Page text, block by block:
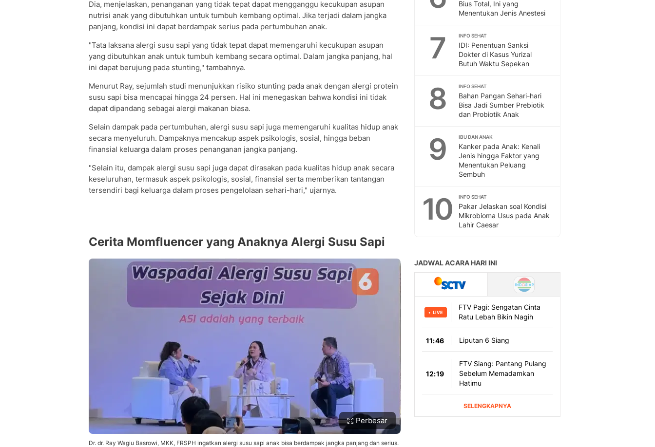
Dia, menjelaskan, penanganan yang tidak tepat dapat mengganggu kecukupan asupan
nutrisi anak yang dibutuhkan untuk tumbuh kembang optimal. Jika terjadi dalam jangka
panjang, kondisi ini dapat berdampak serius pada pertumbuhan anak.
"Tata laksana alergi susu sapi yang tidak tepat dapat memengaruhi kecukupan asupan
yang dibutuhkan anak untuk tumbuh kembang secara optimal. Dalam jangka panjang, hal
ini dapat berujung pada stunting," tambahnya.
Menurut Ray, sejumlah studi menunjukkan risiko stunting pada anak dengan alergi protein
susu sapi bisa mencapai hingga 24 persen. Hal ini menegaskan bahwa kondisi ini tidak
dapat dipandang sebagai alergi makanan biasa.
Selain dampak pada pertumbuhan, alergi susu sapi juga memengaruhi kualitas hidup anak
secara menyeluruh. Dampaknya mencakup aspek psikologis, sosial, hingga beban
finansial keluarga dalam proses penanganan jangka panjang.
"Selain itu, dampak alergi susu sapi juga dapat dirasakan pada kualitas hidup anak secara
keseluruhan, termasuk aspek psikologis, sosial, finansial serta memberikan tantangan
tersendiri bagi keluarga dalam proses pengelolaan sehari-hari," ujarnya.
Cerita Momfluencer yang Anaknya Alergi Susu Sapi
Perbesar
Dr. dr. Ray Wagiu Basrowi, MKK, FRSPH ingatkan alergi susu sapi anak bisa berdampak jangka panjang dan serius.
Bius Total, Ini yang
Menentukan Jenis Anestesi
7 INFO SEHAT
IDI: Penentuan Sanksi
Dokter di Kasus Yurizal
Butuh Waktu Sepekan
8 INFO SEHAT
Bahan Pangan Sehari-hari
Bisa Jadi Sumber Prebiotik
dan Probiotik Anak
9 IBU DAN ANAK
Kanker pada Anak: Kenali
Jenis hingga Faktor yang
Menentukan Peluang
Sembuh
10 INFO SEHAT
Pakar Jelaskan soal Kondisi
Mikrobioma Usus pada Anak
Lahir Caesar